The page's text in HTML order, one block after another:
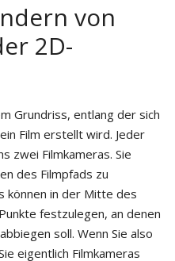
von
2D-
Grundriss, entlang der sich
Film erstellt wird. Jeder
zwei Filmkameras. Sie
des Filmpfads zu
können in der Mitte des
festzulegen, an denen
soll. Wenn Sie also
eigentlich Filmkameras